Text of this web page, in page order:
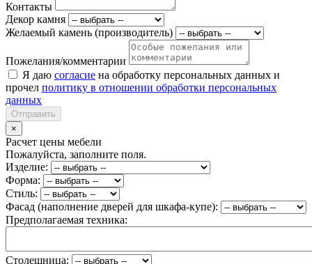
Контакты
Декор камня
Желаемый камень (производитель)
Пожелания/комментарии
Я даю согласие на обработку персональных данных и
прочел политику в отношении обработки персональных
данных
Отправить
×
Расчет цены мебели
Пожалуйста, заполните поля.
Изделие:
Форма:
Стиль:
Фасад (наполнение дверей для шкафа-купе):
Предполагаемая техника:
Столешница: